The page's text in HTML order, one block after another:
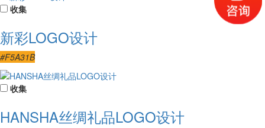
收集
新彩LOGO设计
#F5A31B
收集
HANSHA丝绸礼品LOGO设计